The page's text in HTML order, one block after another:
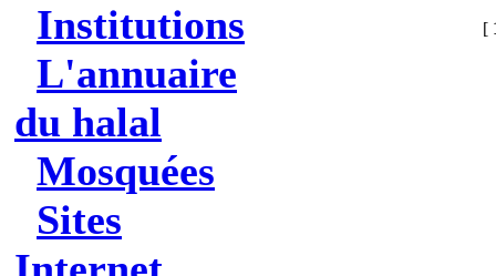
Institutions
L'annuaire
du halal
Mosquées
Sites
[